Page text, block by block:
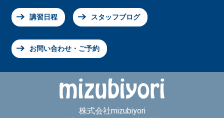
講習日程 スタッフブログ
お問い合わせ・ご予約
株式会社mizubiyori